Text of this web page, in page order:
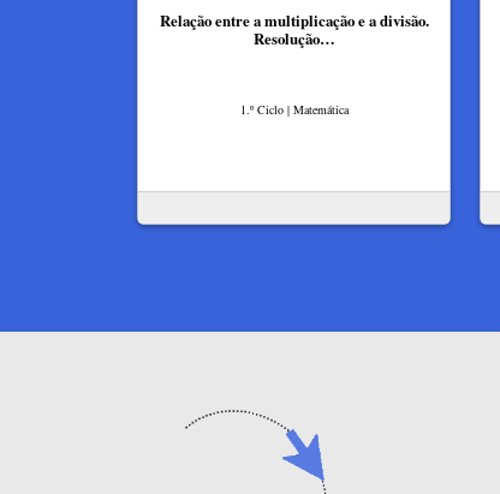
Relação entre a multiplicação e a divisão.
Resolução…
1.º Ciclo | Matemática